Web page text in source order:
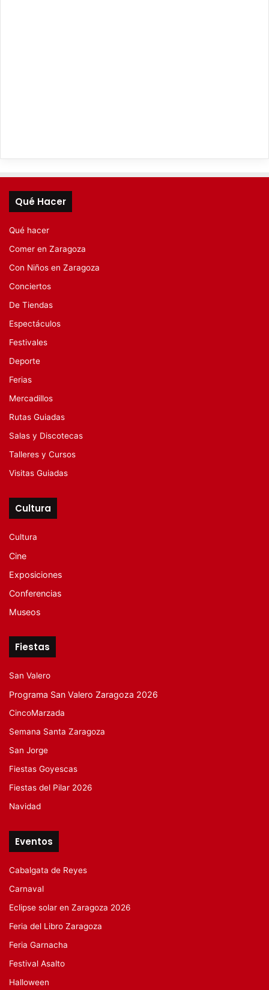
Qué Hacer
Qué hacer
Comer en Zaragoza
Con Niños en Zaragoza
Conciertos
De Tiendas
Espectáculos
Festivales
Deporte
Ferias
Mercadillos
Rutas Guiadas
Salas y Discotecas
Talleres y Cursos
Visitas Guiadas
Cultura
Cultura
Cine
Exposiciones
Conferencias
Museos
Fiestas
San Valero
Programa San Valero Zaragoza 2026
CincoMarzada
Semana Santa Zaragoza
San Jorge
Fiestas Goyescas
Fiestas del Pilar 2026
Navidad
Eventos
Cabalgata de Reyes
Carnaval
Eclipse solar en Zaragoza 2026
Feria del Libro Zaragoza
Feria Garnacha
Festival Asalto
Halloween